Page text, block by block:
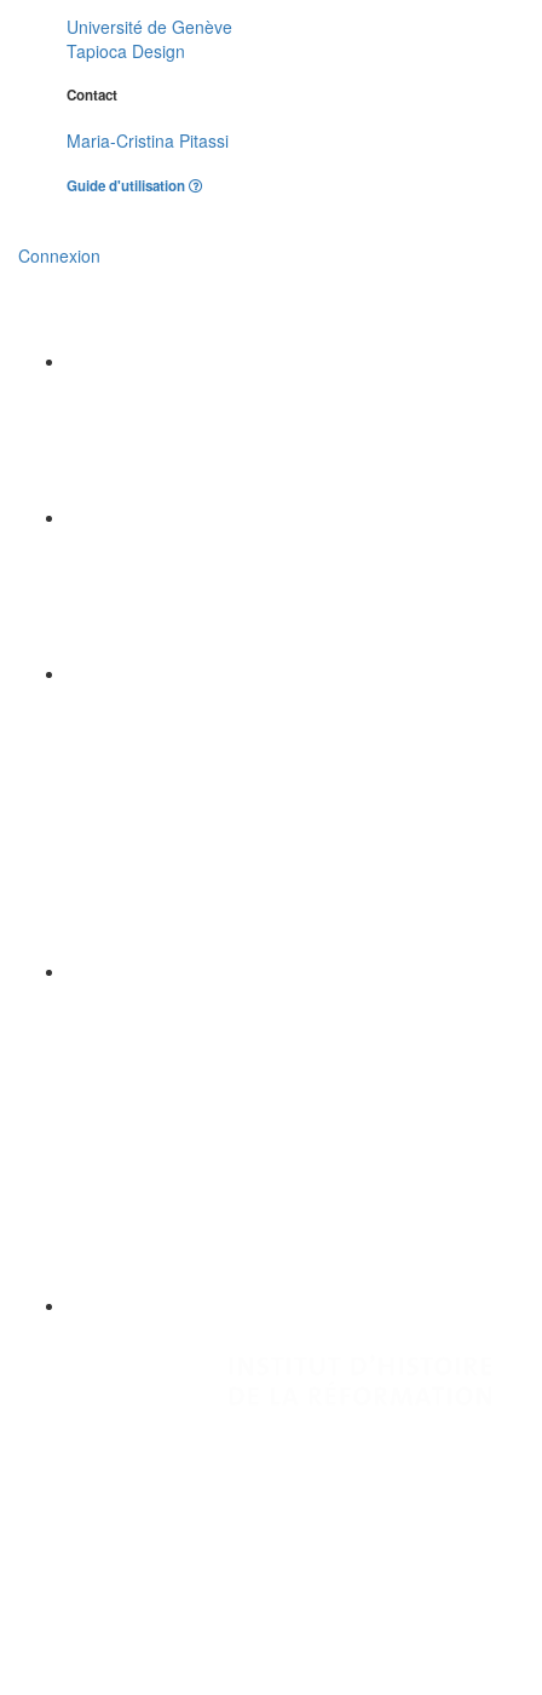
Université de Genève
Tapioca Design
Contact
Maria-Cristina Pitassi
Guide d'utilisation
Connexion